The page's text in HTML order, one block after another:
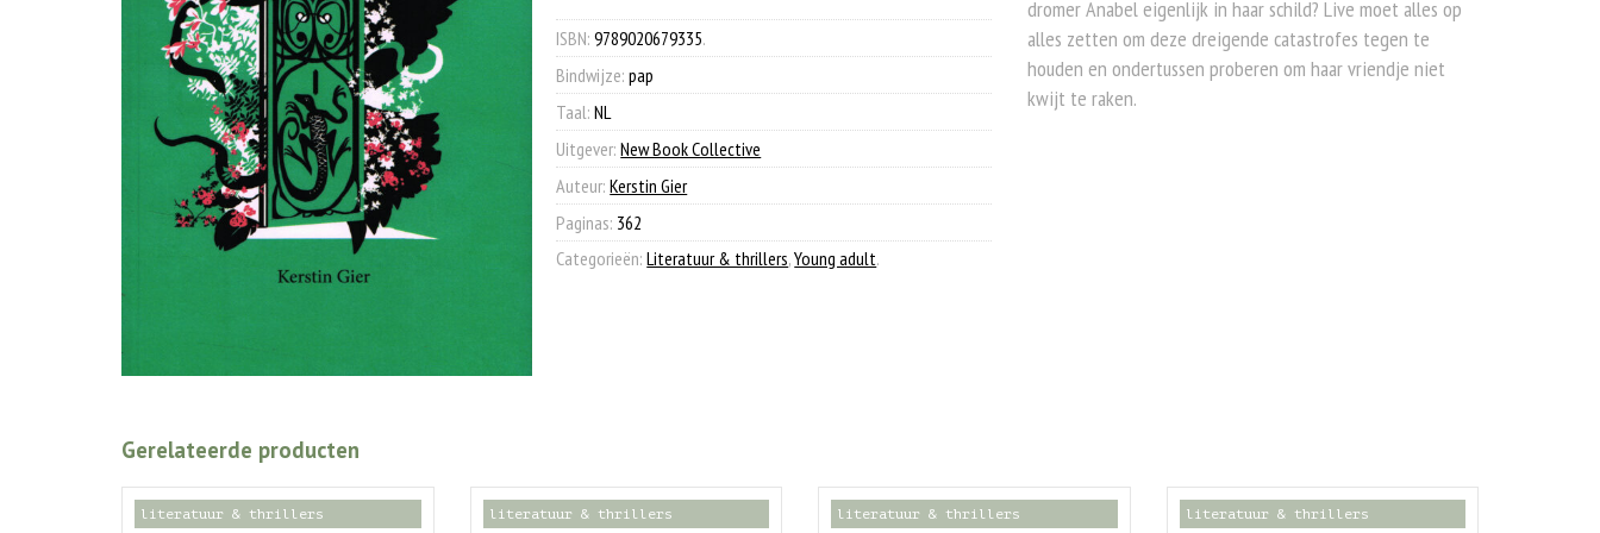
€ 15,00.€ 7,90.
ISBN:9789020679335.
Bindwijze:pap
Taal:NL
Uitgever:New Book Collective
Auteur:Kerstin Gier
Paginas: 362
Categorieën:Literatuur & thrillers,Young adult.
dromer Anabel eigenlijk in haar schild? Live moet alles op
alles zetten om deze dreigende catastrofes tegen te
houden en ondertussen proberen om haar vriendje niet
kwijt te raken.
Gerelateerde producten
literatuur & thrillers literatuur & thrillers literatuur & thrillers literatuur & thrillers